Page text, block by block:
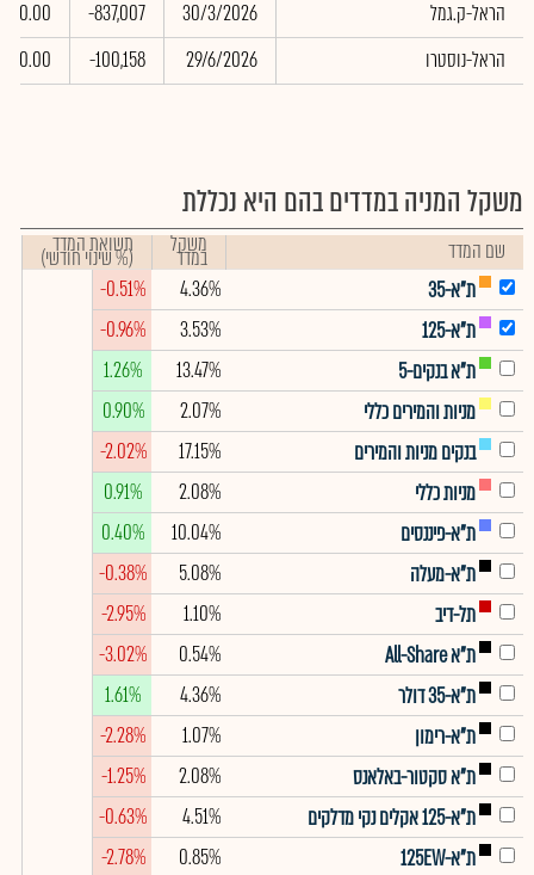
הראל-ק.גמל
30/3/2026
-837,007
0.00
הראל-נוסטרו
29/6/2026
-100,158
0.00
משקל המניה במדדים בהם היא נכללת
שם המדד משקל
במדד תשואת המדד
(% שינוי חודשי)
ת"א-35
4.36%
-0.51%
ת"א-125
3.53%
-0.96%
ת"א בנקים-5
13.47%
1.26%
מניות והמירים כללי
2.07%
0.90%
בנקים מניות והמירים
17.15%
-2.02%
מניות כללי
2.08%
0.91%
ת"א-פיננסים
10.04%
0.40%
ת"א-מעלה
5.08%
-0.38%
תל-דיב
1.10%
-2.95%
ת"א All-Share
0.54%
-3.02%
ת"א-35 דולר
4.36%
1.61%
ת"א-רימון
1.07%
-2.28%
ת"א סקטור-באלאנס
2.08%
-1.25%
ת"א-125 אקלים נקי מדלקים
4.51%
-0.63%
ת"א-125EW
0.85%
-2.78%